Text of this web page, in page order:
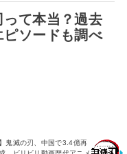
って本当？過去
ソードも調べ
】鬼滅の刃、中国で3.4億再